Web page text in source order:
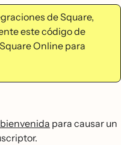
de Square,
este código de
Online para
para causar un